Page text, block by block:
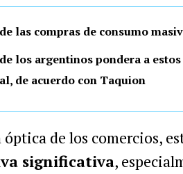
las compras de consumo
los argentinos pondera a
de acuerdo con Taquion
óptica de los comercios,
significativa,